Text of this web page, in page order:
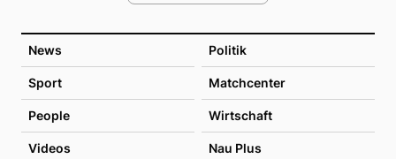
News Politik
Sport Matchcenter
People Wirtschaft
Videos Nau Plus